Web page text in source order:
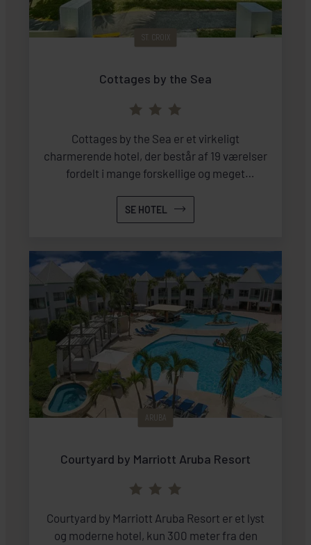
ST. CROIX
Cottages by the Sea
Cottages by the Sea er et virkeligt
charmerende hotel, der består af 19 værelser
fordelt i mange forskellige og meget
SE HOTEL
ARUBA
Courtyard by Marriott Aruba Resort
Courtyard by Marriott Aruba Resort er et lyst
og moderne hotel, kun 300 meter fra den